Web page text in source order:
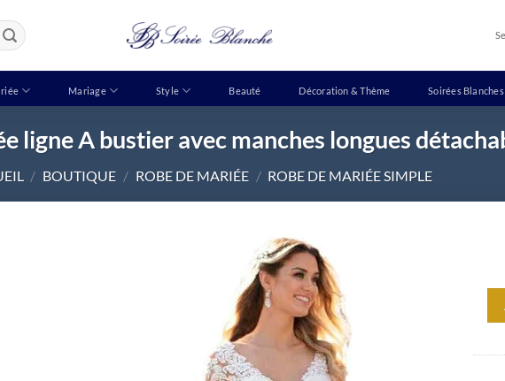
Mariage Style Beauté Décoration & Thème Soirées Blanches
ligne A bustier avec manches longues
/ BOUTIQUE / ROBE DE MARIÉE / ROBE DE MARIÉE SIMPLE